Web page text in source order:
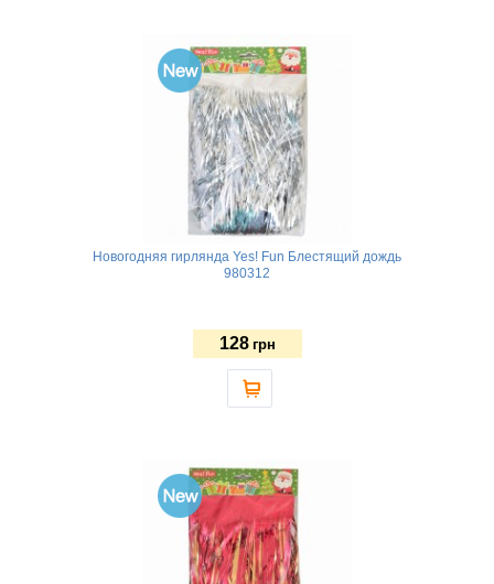
Новогодняя гирлянда Yes! Fun Блестящий дождь
980312
128 грн